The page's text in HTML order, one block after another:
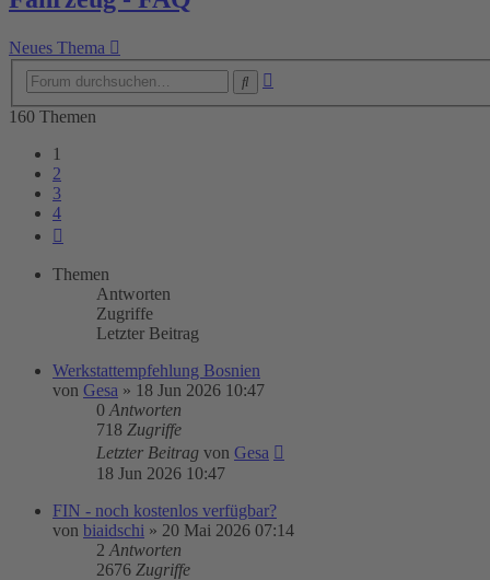
Neues Thema
160 Themen
1
2
3
4
Themen
Antworten
Zugriffe
Letzter Beitrag
Werkstattempfehlung Bosnien
von Gesa » 18 Jun 2026 10:47
0 Antworten
718 Zugriffe
Letzter Beitrag von Gesa
18 Jun 2026 10:47
FIN - noch kostenlos verfügbar?
von biaidschi » 20 Mai 2026 07:14
2 Antworten
2676 Zugriffe